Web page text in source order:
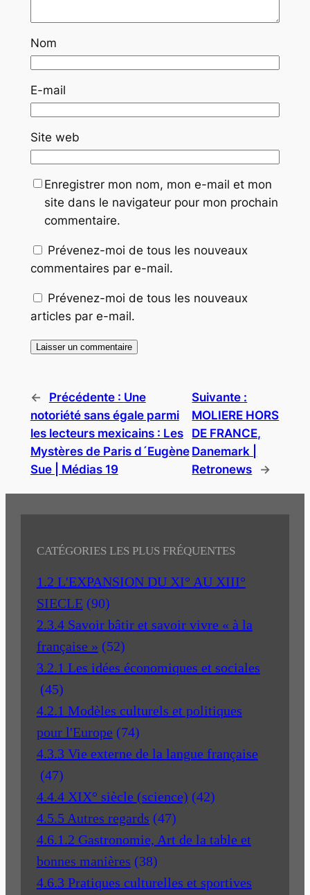
Nom
E-mail
Site web
Enregistrer mon nom, mon e-mail et mon
site dans le navigateur pour mon prochain
commentaire.
Prévenez-moi de tous les nouveaux
commentaires par e-mail.
Prévenez-moi de tous les nouveaux
articles par e-mail.
← Précédente : Une
notoriété sans égale parmi
les lecteurs mexicains : Les
Mystères de Paris d´Eugène
Sue | Médias 19
Suivante :
MOLIERE HORS
DE FRANCE,
Danemark |
Retronews
→
CATÉGORIES LES PLUS FRÉQUENTES
1.2 L'EXPANSION DU XI° AU XIII°
SIECLE (90)
2.3.4 Savoir bâtir et savoir vivre « à la
française » (52)
3.2.1 Les idées économiques et sociales
(45)
4.2.1 Modèles culturels et politiques
pour l'Europe (74)
4.3.3 Vie externe de la langue française
(47)
4.4.4 XIX° siècle (science) (42)
4.5.5 Autres regards (47)
4.6.1.2 Gastronomie, Art de la table et
bonnes manières (38)
4.6.3 Pratiques culturelles et sportives